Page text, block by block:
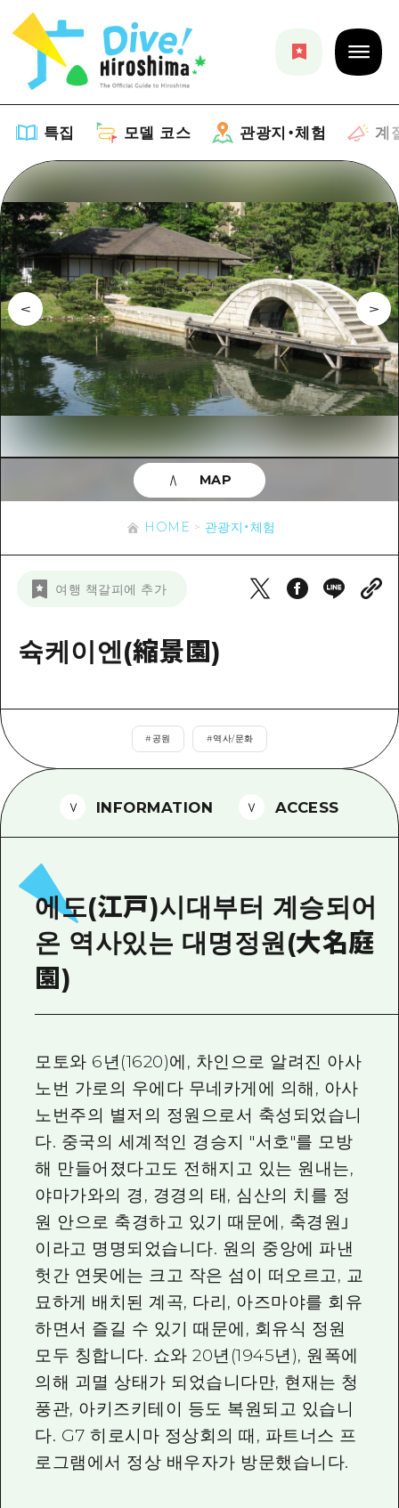
특집 모델 코스 관광지・체험 계
특집
목록
추천
아트
이벤트/축제
음식/술
쇼핑
스포츠
나이트 라이프
기준
치유
자연
모델 코스
목록
Dive! Hiroshima 공식 가이드
Hiroshima Moshimo Travel
히로시마시 주변
아키(安芸)
빈고(備後)
미야지마(宮島) 주변
빠른 여행
반나절
1박 2일
2박 3일
관광지・체험
목록
히로시마시 주변
아키(安芸)
빈고(備後)
비북(備北)
게이호쿠(芸北)
야마구치(山口)현 동부
에히메(愛媛)현
시마네(島根)현
계절 정보
이벤트
유용한 정보
목록
접근
히로시마 OMOTENASHI 패스
외국인 여행자용 거리 관광안내소
사진 다운로드
재해가 발생했을 때의 교통 정보
뉴스
HOME 관광지・체험
여행 책갈피에 추가
슉케이엔(縮景園)
#공원 #역사/문화
MAP
INFORMATION ACCESS
에도(江戸)시대부터 계승되어
온 역사있는 대명정원(大名庭
園)
모토와 6년(1620)에, 차인으로 알려진 아사
노번 가로의 우에다 무네카게에 의해, 아사
노번주의 별저의 정원으로서 축성되었습니
다. 중국의 세계적인 경승지 "서호"를 모방
해 만들어졌다고도 전해지고 있는 원내는,
야마가와의 경, 경경의 태, 심산의 치를 정
원 안으로 축경하고 있기 때문에, 축경원」
이라고 명명되었습니다. 원의 중앙에 파낸
헛간 연못에는 크고 작은 섬이 떠오르고, 교
묘하게 배치된 계곡, 다리, 아즈마야를 회유
하면서 즐길 수 있기 때문에, 회유식 정원
모두 칭합니다. 쇼와 20년(1945년), 원폭에
의해 괴멸 상태가 되었습니다만, 현재는 청
풍관, 아키즈키테이 등도 복원되고 있습니
다. G7 히로시마 정상회의 때, 파트너스 프
로그램에서 정상 배우자가 방문했습니다.